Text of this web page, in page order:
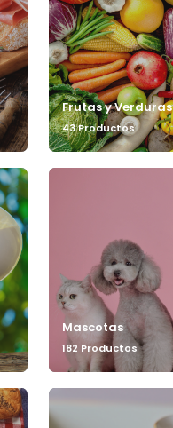
Frutas y Verduras
43 Productos
Mascotas
182 Productos